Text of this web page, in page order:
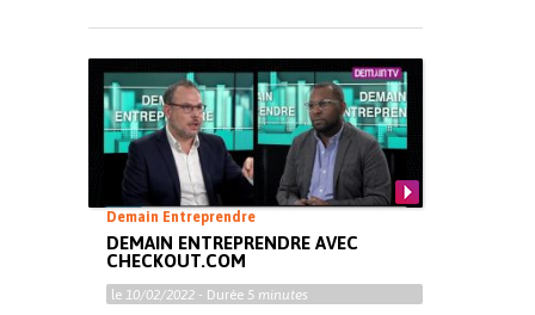
Demain Entreprendre
DEMAIN ENTREPRENDRE AVEC
CHECKOUT.COM
le 10/02/2022 - Durée 5 minutes